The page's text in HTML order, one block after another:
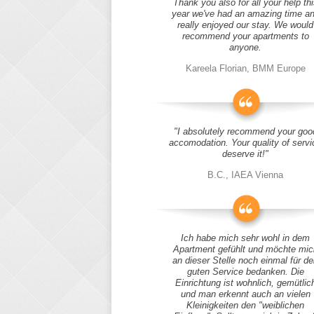
Thank you also for all your help
year we've had an amazing time
really enjoyed our stay. We would
recommend your apartments to
anyone.
Kareela Florian, BMM Europe
"I absolutely recommend your
accomodation. Your quality of
deserve it!"
B.C., IAEA Vienna
Ich habe mich sehr wohl in dem
Apartment gefühlt und möchte
an dieser Stelle noch einmal für
guten Service bedanken. Die
Einrichtung ist wohnlich,
und man erkennt auch an vielen
Kleinigkeiten den "weiblichen